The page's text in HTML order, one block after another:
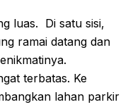
luas. Di satu sisi,
ramai datang dan
terbatas. Ke
lahan parkir